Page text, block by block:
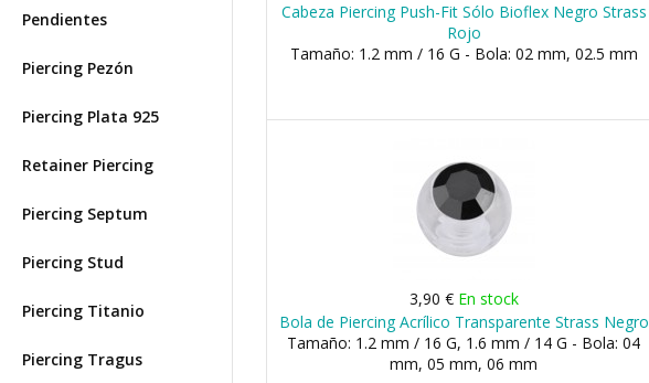
Pendientes
Piercing Pezón
Piercing Plata 925
Retainer Piercing
Piercing Septum
Piercing Stud
Piercing Titanio
Piercing Tragus
Cabeza Piercing Push-Fit Sólo Bioflex Negro Strass
Rojo
Tamaño: 1.2 mm / 16 G - Bola: 02 mm, 02.5 mm
3,90 € En stock
Bola de Piercing Acrílico Transparente Strass Negro
Tamaño: 1.2 mm / 16 G, 1.6 mm / 14 G - Bola: 04
mm, 05 mm, 06 mm